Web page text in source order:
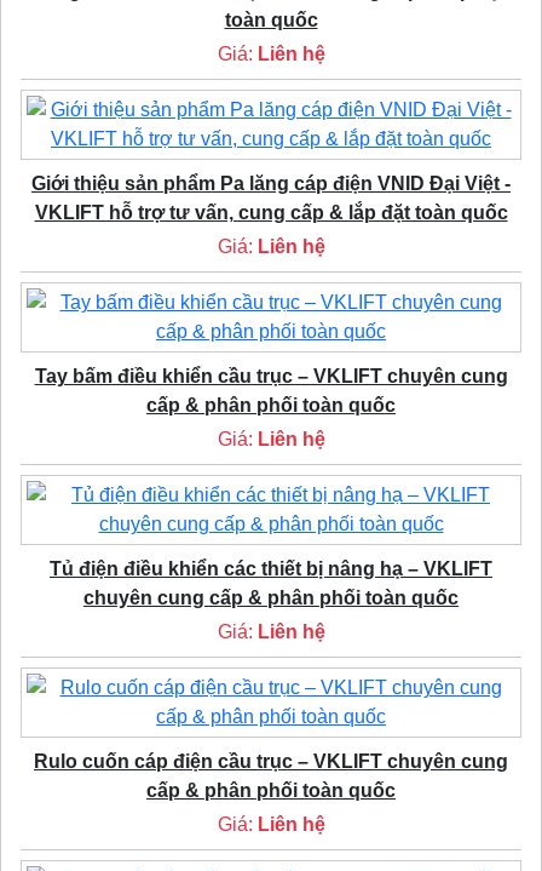
toàn quốc
Giá: Liên hệ
Giới thiệu sản phẩm Pa lăng cáp điện VNID Đại Việt -
VKLIFT hỗ trợ tư vấn, cung cấp & lắp đặt toàn quốc
Giá: Liên hệ
Tay bấm điều khiển cầu trục – VKLIFT chuyên cung
cấp & phân phối toàn quốc
Giá: Liên hệ
Tủ điện điều khiển các thiết bị nâng hạ – VKLIFT
chuyên cung cấp & phân phối toàn quốc
Giá: Liên hệ
Rulo cuốn cáp điện cầu trục – VKLIFT chuyên cung
cấp & phân phối toàn quốc
Giá: Liên hệ